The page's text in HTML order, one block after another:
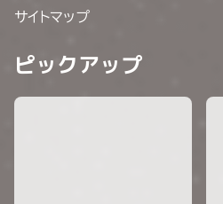
サイトマップ
ピックアップ